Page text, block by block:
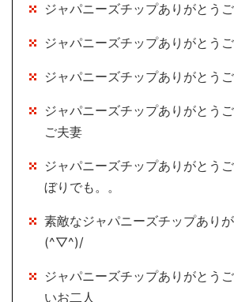
ジャパニーズチップありがとう
ジャパニーズチップありがとう
ジャパニーズチップありがとう
ジャパニーズチップありがとう
ご夫妻
ジャパニーズチップありがとう
ぼりでも。。
素敵なジャパニーズチップあり
(^▽^)/
ジャパニーズチップありがとう
いお二人